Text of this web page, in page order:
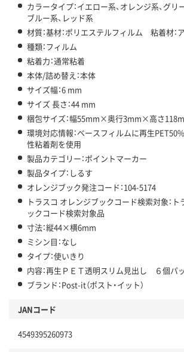
カラータイプ：イエロー系、オレンジ系、グリ
ブルー系、レッド系
材質：基材：ポリエステルフィルム 粘着材：
種類：フィルム
粘着力：通常粘着
本体/詰め替え：本体
サイズ幅：6 mm
サイズ 長さ：44 mm
梱包サイズ：幅55mm×奥行3mm×高さ
環境対応情報：ベースフィルムに再生
性粘着剤を使用
製品カテゴリー：ポイントマーカー
製品タイプ：しるす
オレンジブック発注コード：104-5174
トラスコ オレンジブックコード検索対象：
ックコード検索対象品
寸法：縦44×横6mm
ミシン目：なし
タイプ：使いきり
内容：再生ＰＥＴ透明スリム見出し ６個パ
ブランド：Post-it（ポスト・イット）
JANコード
4549395260973